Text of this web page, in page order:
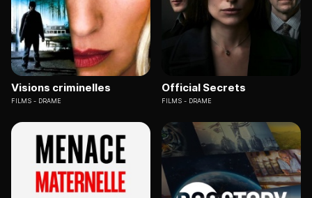
Visions criminelles
FILMS DRAME
Official Secrets
FILMS DRAME